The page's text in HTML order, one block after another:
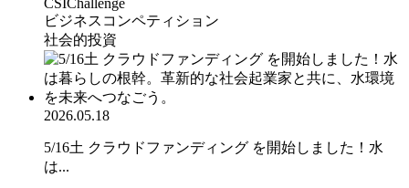
ビジネスコンペティション
社会的投資
2026.05.18
5/16土 クラウドファンディング を開始しました！水
は...